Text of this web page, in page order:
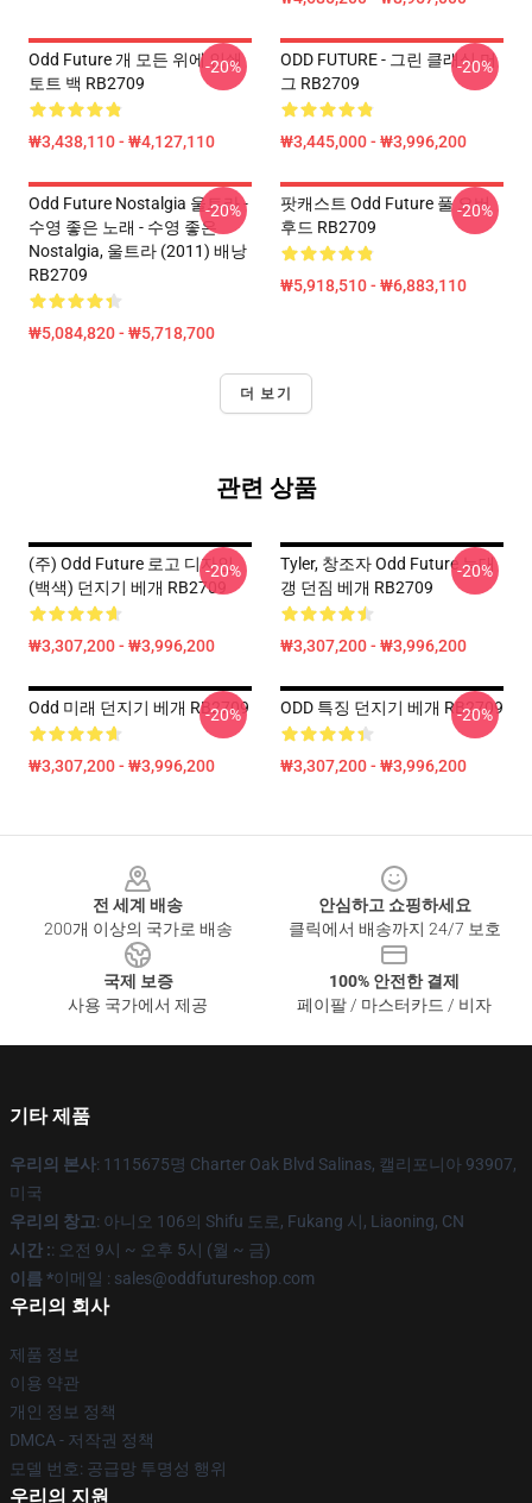
Odd Future 개 모든 위에 인쇄
토트 백 RB2709
₩3,438,110 - ₩4,127,110
-20%
ODD FUTURE - 그린 클래식 머
그 RB2709
₩3,445,000 - ₩3,996,200
-20%
Odd Future Nostalgia 울트라 -
수영 좋은 노래 - 수영 좋은
Nostalgia, 울트라 (2011) 배낭
RB2709
₩5,084,820 - ₩5,718,700
-20%
팟캐스트 Odd Future 풀 오버
후드 RB2709
₩5,918,510 - ₩6,883,110
-20%
더 보기
관련 상품
(주) Odd Future 로고 디자인
(백색) 던지기 베개 RB2709
₩3,307,200 - ₩3,996,200
-20%
Tyler, 창조자 Odd Future 늑대
갱 던짐 베개 RB2709
₩3,307,200 - ₩3,996,200
-20%
Odd 미래 던지기 베개 RB2709
₩3,307,200 - ₩3,996,200
-20% ODD 특징 던지기 베개 RB2709
₩3,307,200 - ₩3,996,200
-20%
전 세계 배송
200개 이상의 국가로 배송
안심하고 쇼핑하세요
클릭에서 배송까지 24/7 보호
국제 보증
사용 국가에서 제공
100% 안전한 결제
페이팔 / 마스터카드 / 비자
기타 제품
우리의 본사: 1115675명 Charter Oak Blvd Salinas, 캘리포니아 93907,
미국
우리의 창고: 아니오 106의 Shifu 도로, Fukang 시, Liaoning, CN
시간 :: 오전 9시 ~ 오후 5시 (월 ~ 금)
이름 *이메일 : sales@oddfutureshop.com
우리의 회사
제품 정보
이용 약관
개인 정보 정책
DMCA - 저작권 정책
모델 번호: 공급망 투명성 행위
우리의 지원